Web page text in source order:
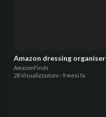
Amazon dressing organiser
AmazonFinds
28 Visualizzazioni · 9 mesi fa